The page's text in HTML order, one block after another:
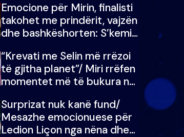
fituar çmimin e madh
Emocione për Mirin, finalisti
takohet me prindërit, vajzën
dhe bashkëshorten: S’kemi
“Krevati me Selin më rrëzoi
të gjitha planet”/ Miri rrëfen
momentet më të bukura në
mungojë zilja e mëngjesit
kur…
Surprizat nuk kanë fund/
Mesazhe emocionuese për
Ledion Liçon nga nëna dhe